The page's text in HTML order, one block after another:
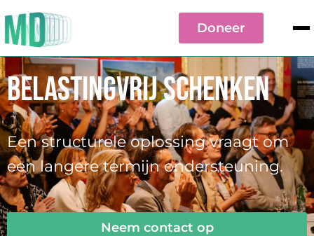
Doneer
Belastingvrij schenken
Een structurele oplossing vraagt om
een langere termijn ondersteuning.
Neem contact op